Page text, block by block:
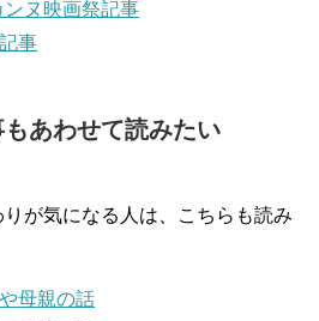
ヌ映画祭記事
事
あわせて読みたい
が気になる人は、こちらも読み
母親の話